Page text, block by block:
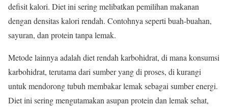
defisit kalori. Diet ini sering melibatkan pemilihan makanan
dengan densitas kalori rendah. Contohnya seperti buah-buahan,
sayuran, dan protein tanpa lemak.
Metode lainnya adalah diet rendah karbohidrat, di mana konsumsi
karbohidrat, terutama dari sumber yang di proses, di kurangi
untuk mendorong tubuh membakar lemak sebagai sumber energi.
Diet ini sering mengutamakan asupan protein dan lemak sehat,